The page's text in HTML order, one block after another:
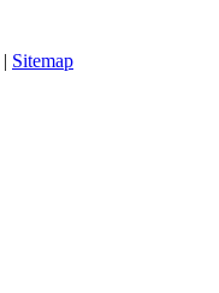
| Sitemap